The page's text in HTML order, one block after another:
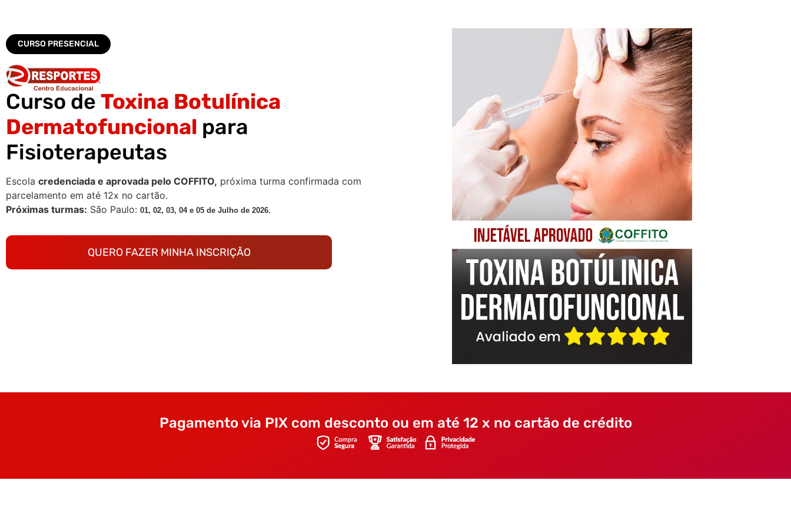
CURSO PRESENCIAL
Curso de Toxina Botulínica
Dermatofuncional para
Fisioterapeutas
Escola credenciada e aprovada pelo COFFITO, próxima turma confirmada com
parcelamento em até 12x no cartão.
Próximas turmas: São Paulo: 01, 02, 03, 04 e 05 de Julho de 2026.
QUERO FAZER MINHA INSCRIÇÃO
Pagamento via PIX com desconto ou em até 12 x no cartão de crédito